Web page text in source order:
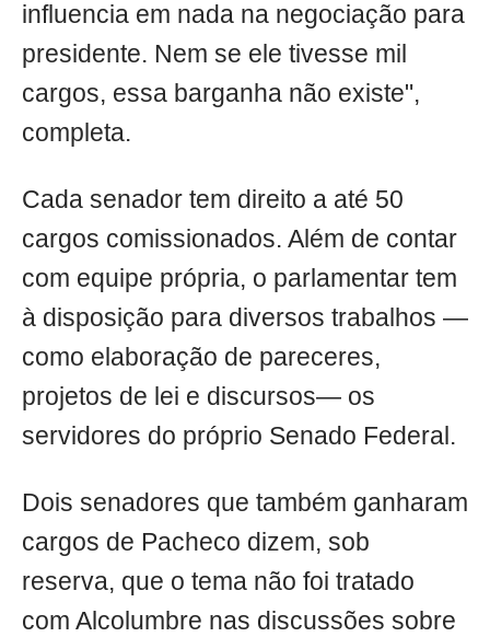
influencia em nada na negociação para
presidente. Nem se ele tivesse mil
cargos, essa barganha não existe",
completa.
Cada senador tem direito a até 50
cargos comissionados. Além de contar
com equipe própria, o parlamentar tem
à disposição para diversos trabalhos —
como elaboração de pareceres,
projetos de lei e discursos— os
servidores do próprio Senado Federal.
Dois senadores que também ganharam
cargos de Pacheco dizem, sob
reserva, que o tema não foi tratado
com Alcolumbre nas discussões sobre